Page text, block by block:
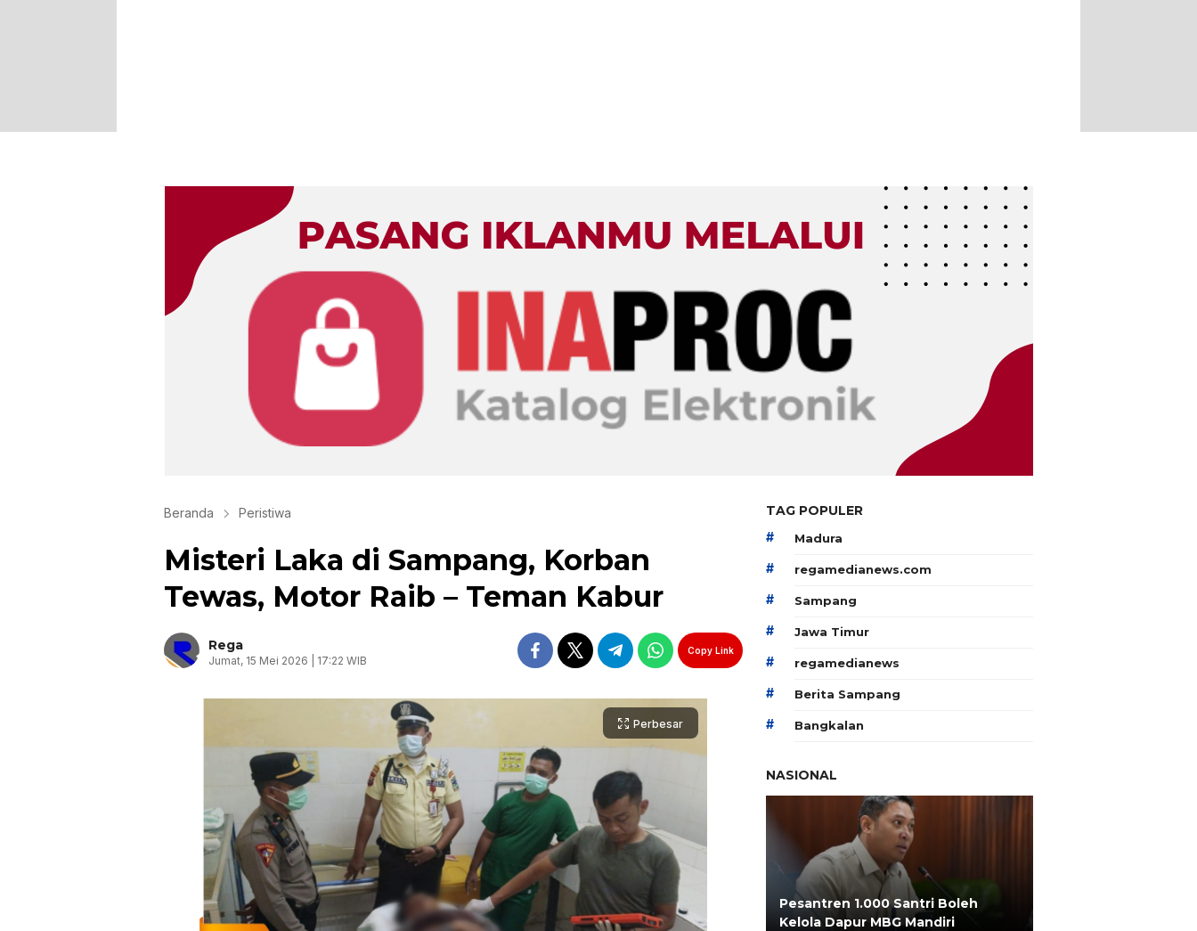
Beranda Peristiwa
Misteri Laka di Sampang, Korban
Tewas, Motor Raib – Teman Kabur
Rega
Jumat, 15 Mei 2026 | 17:22 WIB
Copy Link
Perbesar
TAG POPULER
# Madura
# regamedianews.com
# Sampang
# Jawa Timur
# regamedianews
# Berita Sampang
# Bangkalan
NASIONAL
Pesantren 1.000 Santri Boleh
Kelola Dapur MBG Mandiri